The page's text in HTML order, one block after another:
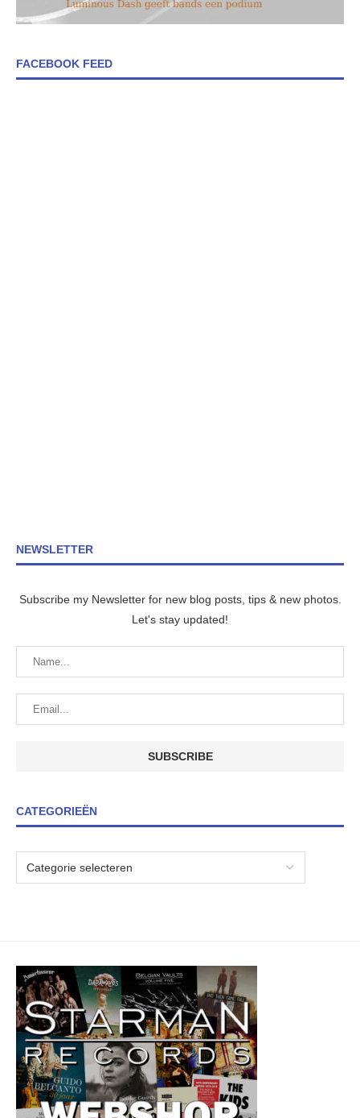
FACEBOOK FEED
NEWSLETTER
Subscribe my Newsletter for new blog posts, tips & new photos.
Let's stay updated!
CATEGORIEËN